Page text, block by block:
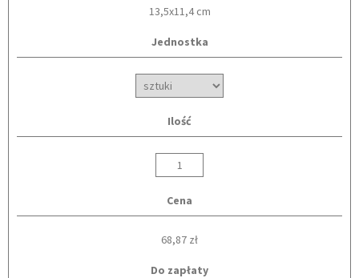
13,5x11,4 cm
Jednostka
Ilość
Cena
68,87 zł
Do zapłaty